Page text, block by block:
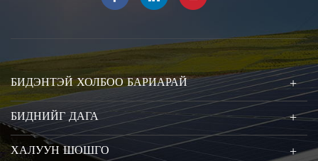
БИДЭНТЭЙ ХОЛБОО БАРИАРАЙ
БИДНИЙГ ДАГА
ХАЛУУН ШОШГО